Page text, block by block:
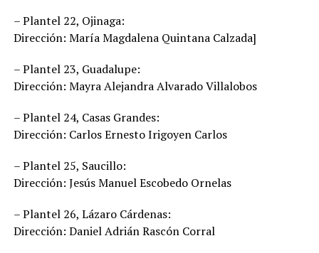
– Plantel 22, Ojinaga:
Dirección: María Magdalena Quintana Calzada]
– Plantel 23, Guadalupe:
Dirección: Mayra Alejandra Alvarado Villalobos
– Plantel 24, Casas Grandes:
Dirección: Carlos Ernesto Irigoyen Carlos
– Plantel 25, Saucillo:
Dirección: Jesús Manuel Escobedo Ornelas
– Plantel 26, Lázaro Cárdenas:
Dirección: Daniel Adrián Rascón Corral